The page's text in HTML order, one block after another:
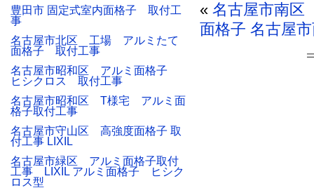
« 名古屋市南
面格子 名古屋
豊田市 固定式室内面格子 取付工
事
名古屋市北区 工場 アルミたて
面格子 取付工事
名古屋市昭和区 アルミ面格子
ヒシクロス 取付工事
名古屋市昭和区 T様宅 アルミ面
格子取付工事
名古屋市守山区 高強度面格子 取
付工事 LIXIL
名古屋市緑区 アルミ面格子取付
工事 LIXIL アルミ面格子 ヒシク
ロス型